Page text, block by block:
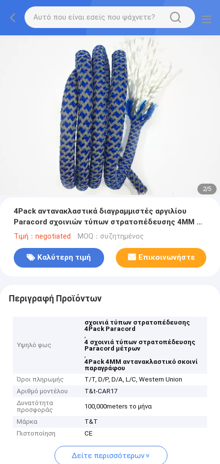
2/5
4Pack αντανακλαστικά διαγραμμιστές αργιλίου
Paracord σχοινιών τύπων στρατοπέδευσης 4MM 4
μέτρα
Τιμή：negotiated MOQ：συζητημένος
Καλύτερη τιμή Επικοινωνήστε
Περιγραφή Προϊόντων
Υψηλό φως
σχοινιά τύπων στρατοπέδευσης
4Pack Paracord
,
4 σχοινιά τύπων στρατοπέδευσης
Paracord μέτρων
,
4Pack 4MM αντανακλαστικό σκοινί
παραγράφου
Όροι πληρωμής
T/T, D/P, D/A, L/C, Western Union
Αριθμό μοντέλου
T&t-CAR17
Δυνατότητα
προσφοράς
100,000meters το μήνα
Μάρκα
T&T
Πιστοποίηση
CE
Δείτε περισσότερων